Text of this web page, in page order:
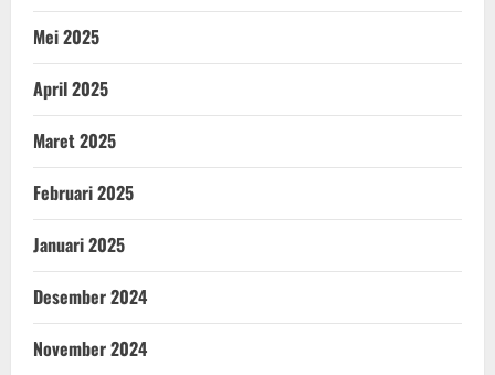
Mei 2025
April 2025
Maret 2025
Februari 2025
Januari 2025
Desember 2024
November 2024